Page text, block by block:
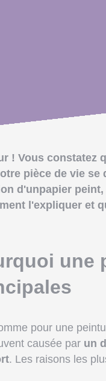
! Vous constatez
pièce de vie
d'unpapier peint,
l'expliquer et
une
pour une
causée par un
. Les raisons les